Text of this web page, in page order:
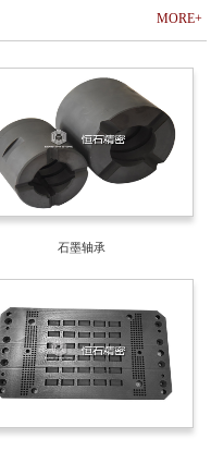
MORE+
石墨轴承